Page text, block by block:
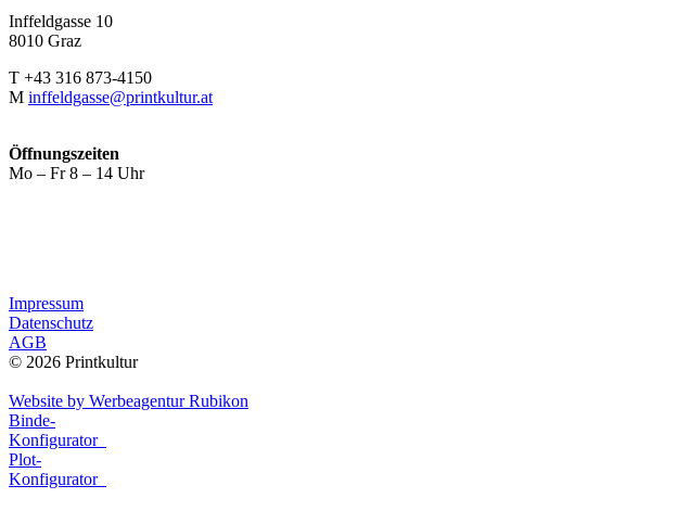
Inffeldgasse 10
8010 Graz
T +43 316 873-4150
M inffeldgasse@printkultur.at
Öffnungszeiten
Mo – Fr 8 – 14 Uhr
Impressum
Datenschutz
AGB
© 2026 Printkultur
Website by Werbeagentur Rubikon
Binde-
Konfigurator
Plot-
Konfigurator